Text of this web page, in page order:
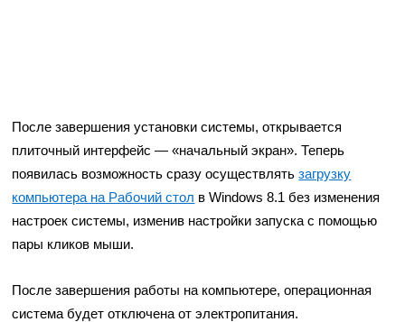
После завершения установки системы, открывается
плиточный интерфейс — «начальный экран». Теперь
появилась возможность сразу осуществлятьзагрузку
компьютера на Рабочий стол в Windows 8.1 без изменения
настроек системы, изменив настройки запуска с помощью
пары кликов мыши.
После завершения работы на компьютере, операционная
система будет отключена от электропитания.